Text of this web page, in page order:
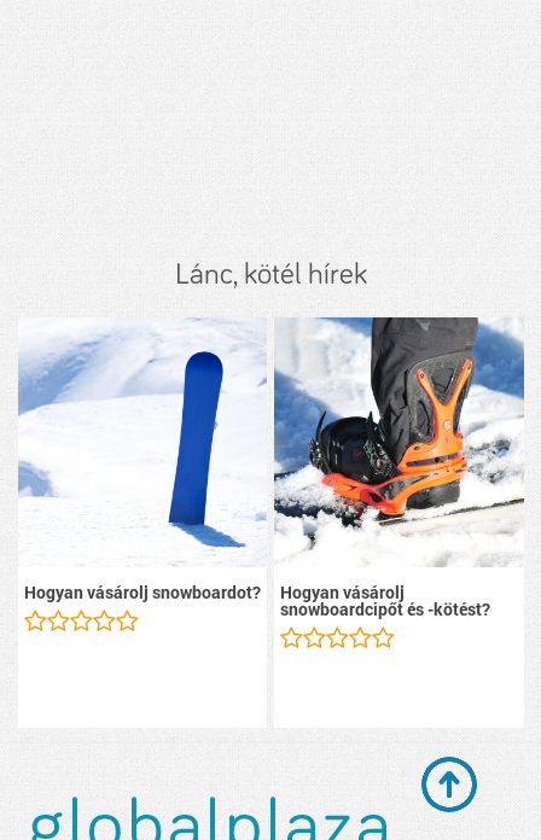
Lánc, kötél hírek
Hogyan vásárolj snowboardot? Hogyan vásárolj
snowboardcipőt és -kötést?